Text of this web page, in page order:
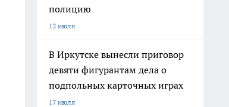
полицию
12 июля
В Иркутске вынесли приговор
девяти фигурантам дела о
подпольных карточных играх
17 июля